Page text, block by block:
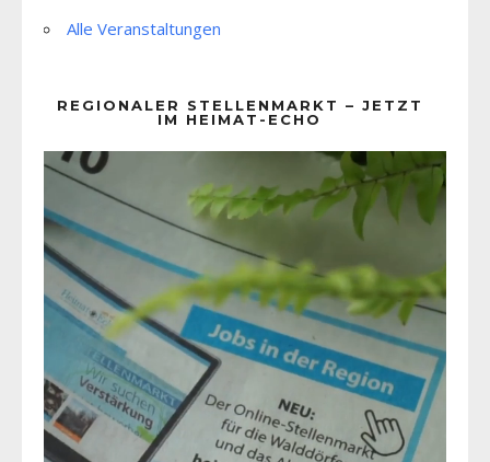
Alle Veranstaltungen
REGIONALER STELLENMARKT – JETZT
IM HEIMAT-ECHO
Player